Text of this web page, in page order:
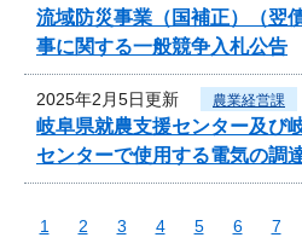
流域防災事業（国補正）（翌
事に関する一般競争入札公告
2025年2月5日更新 農業経営課
岐阜県就農支援センター及び
センターで使用する電気の調
1 2 3 4 5 6 7